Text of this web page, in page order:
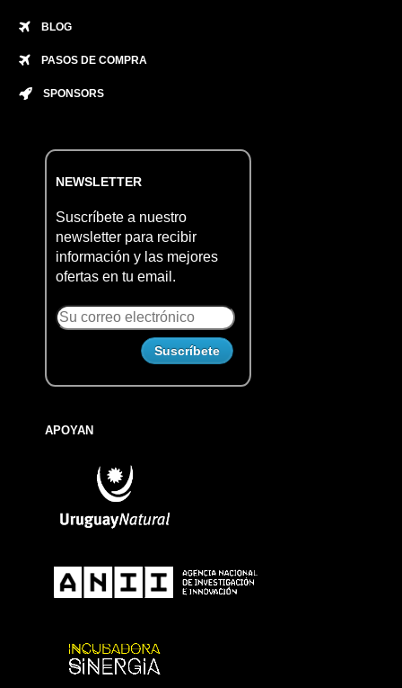
BLOG
PASOS DE COMPRA
SPONSORS
NEWSLETTER
Suscríbete a nuestro
newsletter para recibir
información y las mejores
ofertas en tu email.
APOYAN